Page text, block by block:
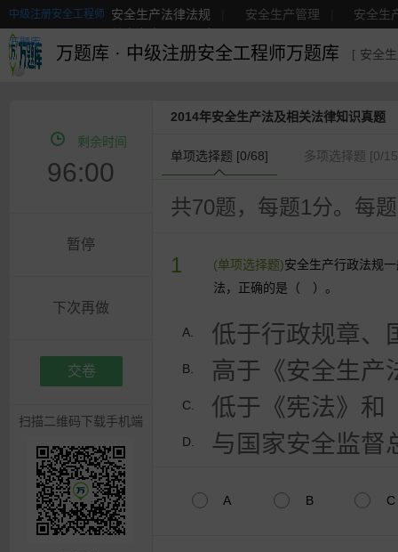
中级注册安全工程师
万题库
安全生产法律法规 安全生产管理
安全生
万题库 · 中级注册安全工程师万题库 [ 安全
剩余时间
96:00
暂停
下次再做
交卷
扫描二维码下载手机端
2014年安全生产法及相关法律知识真题
单项选择题 [0/68] 多项选择题 [0/
共70题，每题1分。每
1 (单项选择题)安全生产行政法规
法，正确的是（ ）。
A. 低于行政规章、
B. 高于《安全生产
C. 低于《宪法》和
D. 与国家安全监督
A B C